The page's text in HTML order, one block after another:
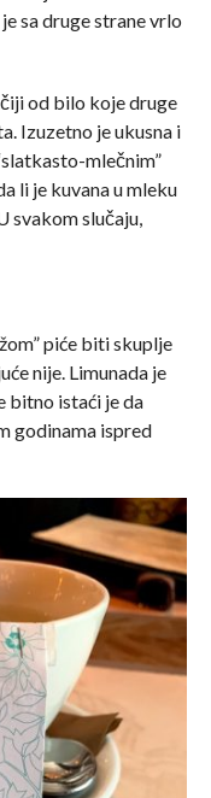
sa druge strane vrlo
od bilo koje druge
Izuzetno je ukusna i
mlečnim”
li je kuvana u mleku
svakom slučaju,
piće biti skuplje
nije. Limunada je
bitno istaći je da
godinama ispred